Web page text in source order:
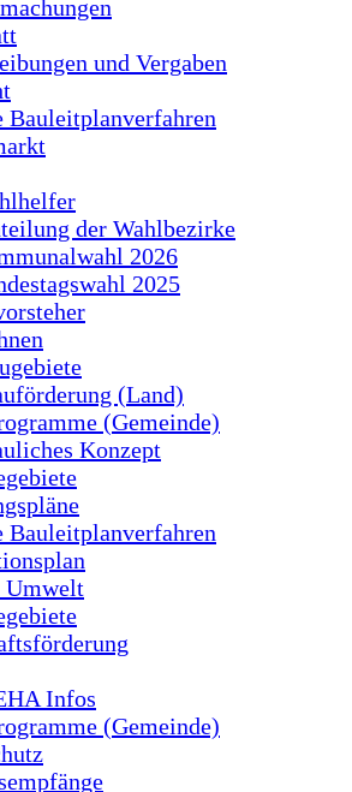
und Vergaben
Bauleitplanverfahren
der Wahlbezirke
2026
2025
(Land)
(Gemeinde)
Konzept
Bauleitplanverfahren
Infos
(Gemeinde)